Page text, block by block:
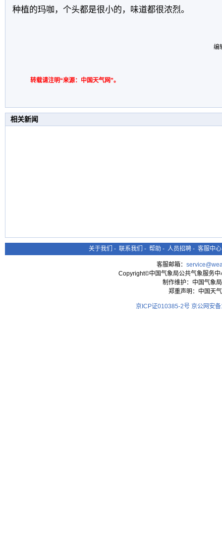
种植的玛咖，个头都是很小的，味道都很浓烈。
编
转载请注明“来源：中国天气网”。
相关新闻
关于我们 - 联系我们 - 帮助 - 人员招聘 - 客服中心
客服邮箱：
Copyright©中国气象局公共气象服务
制作维护：中国气象
郑重声明：中国天
京ICP证010385-2号 京公网安